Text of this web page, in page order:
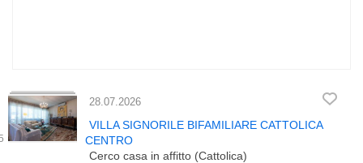
28.07.2026
VILLA SIGNORILE BIFAMILIARE CATTOLICA
CENTRO
Cerco casa in affitto (Cattolica)